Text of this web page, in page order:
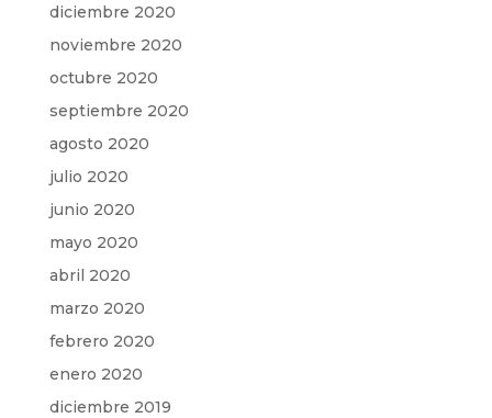
diciembre 2020
noviembre 2020
octubre 2020
septiembre 2020
agosto 2020
julio 2020
junio 2020
mayo 2020
abril 2020
marzo 2020
febrero 2020
enero 2020
diciembre 2019